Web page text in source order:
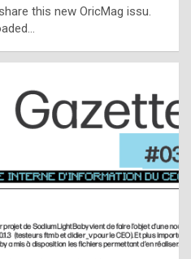
l
t
t
s
t
a
s
this new OricMag issu.